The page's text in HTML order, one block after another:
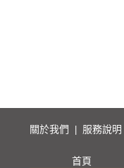
關於我們 服務說明
首頁